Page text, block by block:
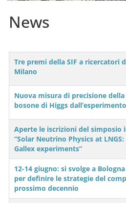
News
Tre premi della SIF a ricercatori
Milano
Nuova misura di precisione della
bosone di Higgs
Aperte le iscrizioni del simposio
“Solar Neutrino Physics at
Gallex experiments”
12-14 giugno: si svolge a
per definire le strategie del
prossimo decennio